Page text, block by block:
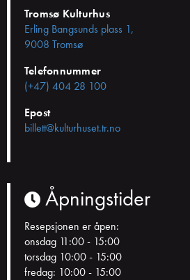
Tromsø Kulturhus
Erling Bangsunds plass 1,
9008 Tromsø
Telefonnummer
(+47) 404 28 100
Epost
billett@kulturhuset.tr.no
Åpningstider
Resepsjonen er åpen:
onsdag 11:00 - 15:00
torsdag 10:00 - 15:00
fredag: 10:00 - 15:00